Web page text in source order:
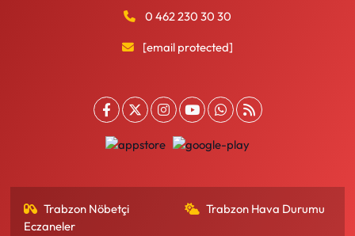
0 462 230 30 30
[email protected]
Trabzon Nöbetçi
Eczaneler
Trabzon Hava Durumu